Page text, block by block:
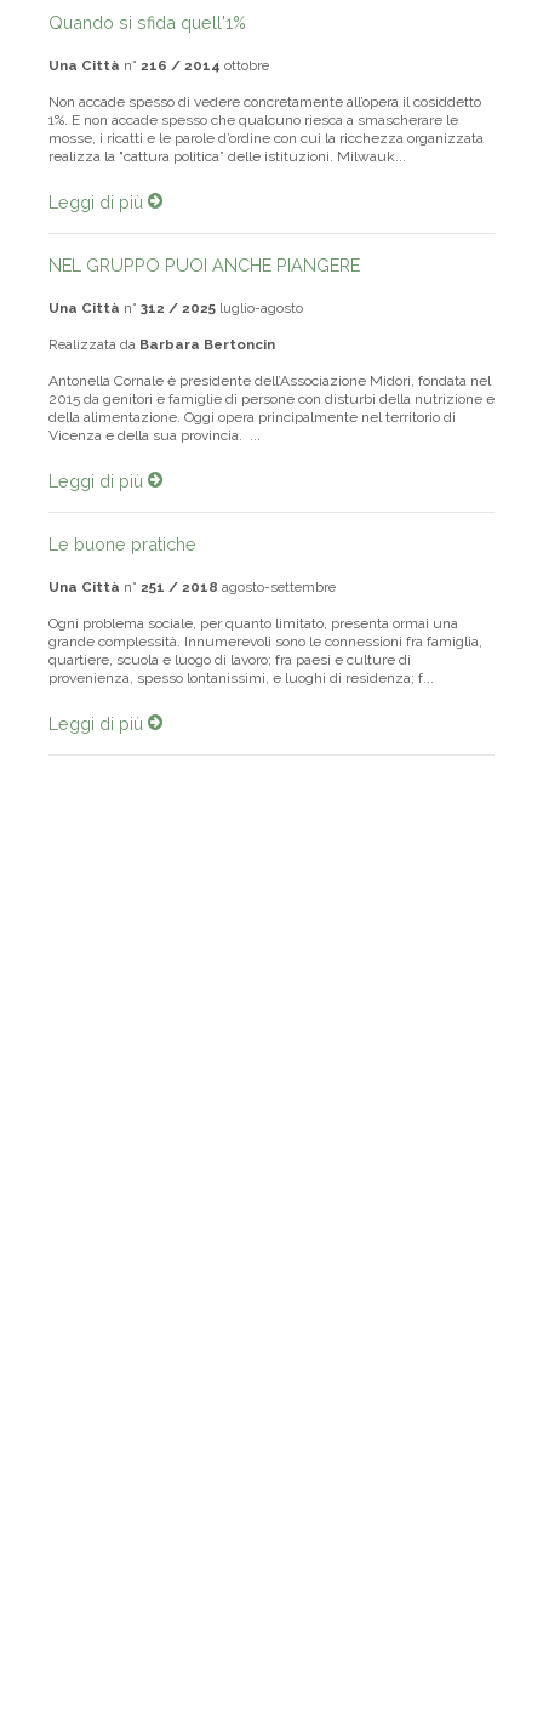
Quando si sfida quell'1%
Una Città n° 216 / 2014 ottobre
Non accade spesso di vedere concretamente all’opera il cosiddetto
1%. E non accade spesso che qualcuno riesca a smascherare le
mosse, i ricatti e le parole d’ordine con cui la ricchezza organizzata
realizza la "cattura politica” delle istituzioni. Milwauk...
Leggi di più
NEL GRUPPO PUOI ANCHE PIANGERE
Una Città n° 312 / 2025 luglio-agosto
Realizzata da Barbara Bertoncin
Antonella Cornale è presidente dell’Associazione Midori, fondata nel
2015 da genitori e famiglie di persone con disturbi della nutrizione e
della alimentazione. Oggi opera principalmente nel territorio di
Vicenza e della sua provincia. ...
Leggi di più
Le buone pratiche
Una Città n° 251 / 2018 agosto-settembre
Ogni problema sociale, per quanto limitato, presenta ormai una
grande complessità. Innumerevoli sono le connessioni fra famiglia,
quartiere, scuola e luogo di lavoro; fra paesi e culture di
provenienza, spesso lontanissimi, e luoghi di residenza; f...
Leggi di più